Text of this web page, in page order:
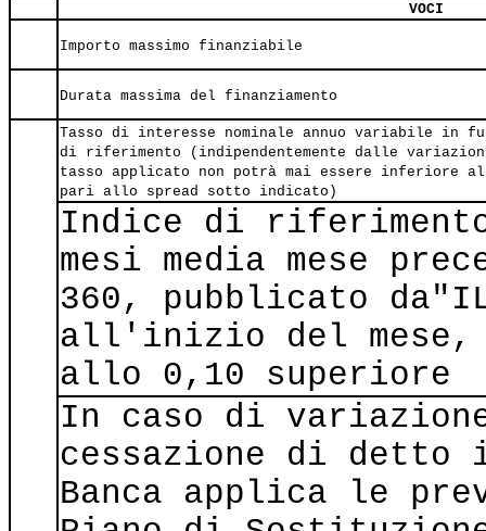
VOCI
Importo massimo finanziabile
Durata massima del finanziamento
Tasso di interesse nominale annuo variabile in
di riferimento (indipendentemente dalle
tasso applicato non potrà mai essere inferiore
pari allo spread sotto indicato)
Indice di riferimento:
mesi media mese
360, pubblicato da"IL
all'inizio del mese,
allo 0,10 superiore
In caso di
cessazione di
Banca applica le